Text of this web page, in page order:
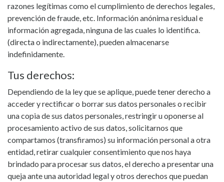
razones legítimas como el cumplimiento de derechos legales,
prevención de fraude, etc. Información anónima residual e
información agregada, ninguna de las cuales lo identifica.
(directa o indirectamente), pueden almacenarse
indefinidamente.
Tus derechos:
Dependiendo de la ley que se aplique, puede tener derecho a
acceder y rectificar o borrar sus datos personales o recibir
una copia de sus datos personales, restringir u oponerse al
procesamiento activo de sus datos, solicitarnos que
compartamos (transfiramos) su información personal a otra
entidad, retirar cualquier consentimiento que nos haya
brindado para procesar sus datos, el derecho a presentar una
queja ante una autoridad legal y otros derechos que puedan